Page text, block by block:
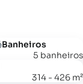
Banheiros
5 banheiros
314 - 426 m²